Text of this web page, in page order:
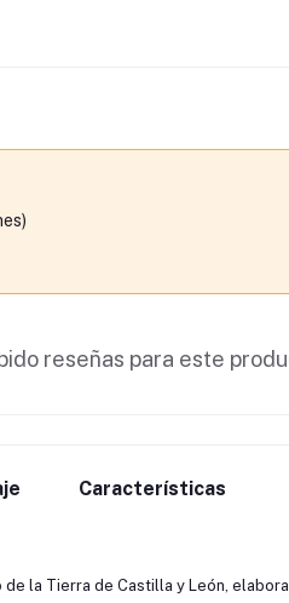
reseñas para este
Características
de la Tierra de Castilla y León,